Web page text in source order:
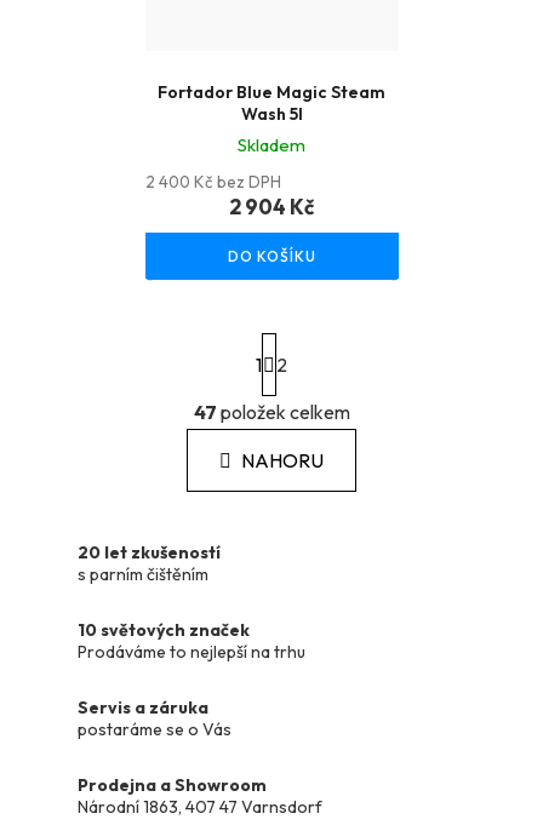
Fortador Blue Magic Steam
Wash 5l
Skladem
2 400 Kč bez DPH
2 904 Kč
DO KOŠÍKU
O
v
l
r
ý
S
t
r
á
n
k
1
2
47 položek celkem
NAHORU
20 let zkušeností
s parním čištěním
10 světových značek
Prodáváme to nejlepší na trhu
Servis a záruka
postaráme se o Vás
Prodejna a Showroom
Národní 1863, 407 47 Varnsdorf